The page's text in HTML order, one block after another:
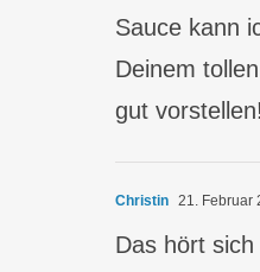
Sauce kann
Deinem
gut vorstellen!
Christin 21. Februar
Das hört